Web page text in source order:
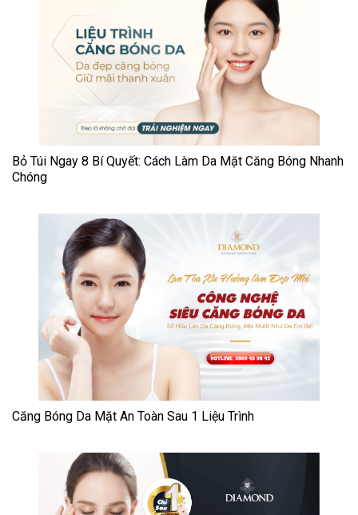
Bỏ Túi Ngay 8 Bí Quyết: Cách Làm Da Mặt Căng Bóng Nhanh
Chóng
Căng Bóng Da Mặt An Toàn Sau 1 Liệu Trình